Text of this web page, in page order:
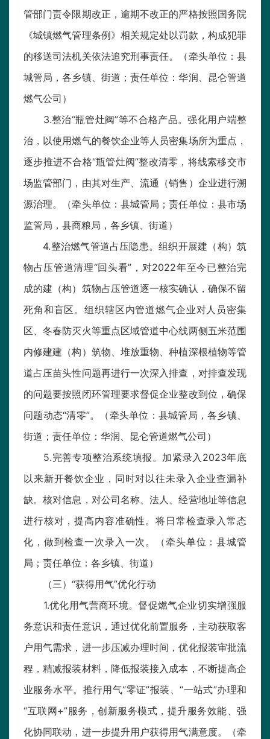
管部门责令限期改正，逾期不改正的严格按照国务院
《城镇燃气管理条例》相关规定处以罚款，构成犯罪
的移送司法机关依法追究刑事责任。（牵头单位：县
城管局，各乡镇、街道；责任单位：华润、昆仑管道
燃气公司）
3.整治“瓶管灶阀”等不合格产品。强化用户端整
治，以使用燃气的餐饮企业等人员密集场所为重点，
逐步推进不合格“瓶管灶阀”整改清零，将线索移交市
场监管部门，由其对生产、流通（销售）企业进行溯
源治理。（牵头单位：县城管局；责任单位：县市场
监管局，县商粮局，各乡镇、街道）
4.整治燃气管道占压隐患。组织开展建（构）筑
物占压管道清理“回头看”，对2022年至今已整治完
成的建（构）筑物占压管道逐一核实确认，确保不留
死角和盲区。组织辖区内管道燃气企业对人员密集
区、冬春防灭火等重点区域管道中心线两侧五米范围
内修建建（构）筑物、堆放重物、种植深根植物等管
道占压苗头性问题再进行一次深入排查，对排查发现
的问题要按照闭环管理要求督促企业整改到位，确保
问题动态“清零”。（牵头单位：县城管局，各乡镇、
街道；责任单位：华润、昆仑管道燃气公司）
5.完善专项整治系统填报。加紧录入2023年底
以来新开餐饮企业，同时对以往未录入企业查漏补
缺。核对信息，对公司名称、法人、经营地址等信息
进行核对，提高内容准确性。将日常检查录入常态
化，做到检查一次录入一次。（牵头单位：县城管
局；责任单位：各乡镇、街道）
（三）“获得用气”优化行动
1.优化用气营商环境。督促燃气企业切实增强服
务意识和责任意识，通过优化前置服务，主动获取客
户用气需求，进一步压减办理时间，优化报装审批流
程，精减报装材料，降低报装接入成本，不断提高企
业服务水平。推行用气“零证”报装、“一站式”办理和
“互联网+”服务，创新服务模式，提升服务效能、强
化协同联动，进一步提升用户获得用气满意度。（牵